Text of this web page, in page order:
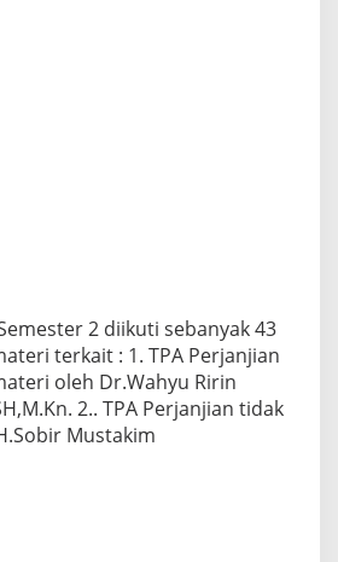
2 diikuti sebanyak 43
terkait : 1. TPA Perjanjian
oleh Dr.Wahyu Ririn
2.. TPA Perjanjian tidak
Mustakim